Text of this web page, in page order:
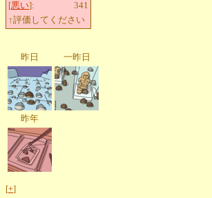
[悪い]:
341
↑評価してください
昨日 一昨日
昨年
[+]